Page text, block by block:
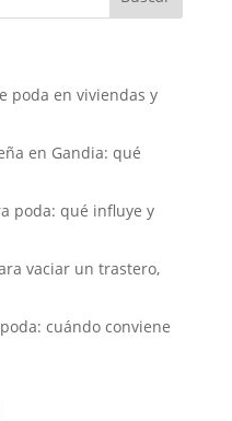
poda en viviendas y
en Gandia: qué
poda: qué influye y
vaciar un trastero,
cuándo conviene